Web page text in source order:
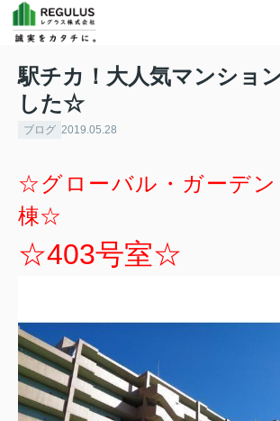
駅チカ！大人気マンショ
した☆
ブログ 2019.05.28
☆グローバル・ガーデン
棟☆
☆403号室☆